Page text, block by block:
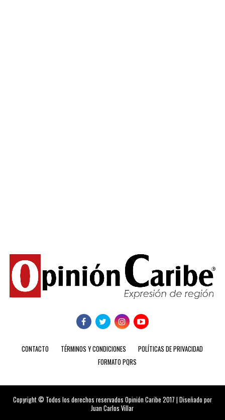
CONTACTO TÉRMINOS Y CONDICIONES
POLÍTICAS DE PRIVACIDAD
FORMATO PQRS
Copyright © Todos los derechos reservados Opinión Caribe 2017 | Diseñado por
Juan Carlos Villar